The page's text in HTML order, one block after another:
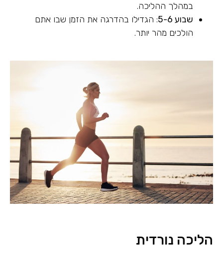
במהלך ההליכה.
שבוע 5-6
: הגדילו בהדרגה את הזמן שבו אתם
הולכים מהר יותר.
הליכה נורדית